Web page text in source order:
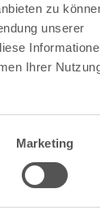
zu
unserer
Ihrer
Marketing